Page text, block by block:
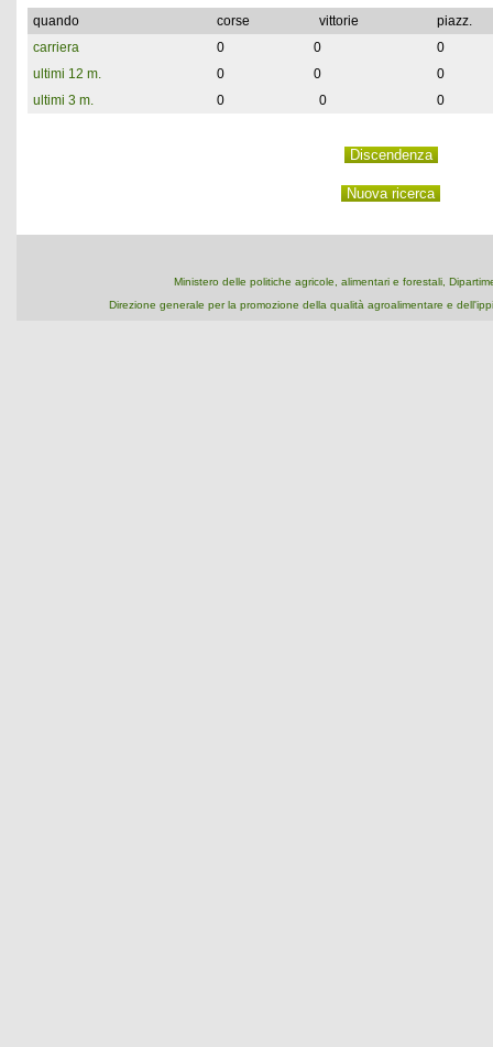
quando corse vittorie
piazz.
carriera
0 0
0
ultimi 12 m.
0 0
0
ultimi 3 m.
0 0 0
Ministero delle politiche agricole, alimentari e forestali,
Direzione generale per la promozione della qualità agroalimentare e